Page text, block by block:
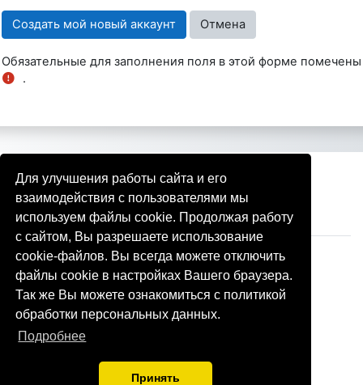
Для улучшения работы сайта и его
взаимодействия с пользователями мы
используем файлы cookie. Продолжая работу
с сайтом, Вы разрешаете использование
cookie-файлов. Вы всегда можете отключить
файлы cookie в настройках Вашего браузера.
Так же Вы можете ознакомиться с политикой
обработки персональных данных.
Подробнее
Принять
Обязательные для заполнения поля в этой форме помечены
.
Вы не вошли в систему (Вход)
Скачать мобильное приложение
Переключить на стандартную тему
На платформеMoodle